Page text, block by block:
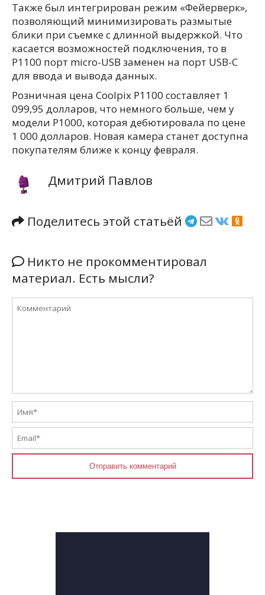
Также был интегрирован режим «Фейерверк»,
позволяющий минимизировать размытые
блики при съемке с длинной выдержкой. Что
касается возможностей подключения, то в
P1100 порт micro-USB заменен на порт USB-C
для ввода и вывода данных.
Розничная цена Coolpix P1100 составляет 1
099,95 долларов, что немного больше, чем у
модели P1000, которая дебютировала по цене
1 000 долларов. Новая камера станет доступна
покупателям ближе к концу февраля.
Дмитрий Павлов
Поделитесь этой статьёй
Никто не прокомментировал
материал. Есть мысли?